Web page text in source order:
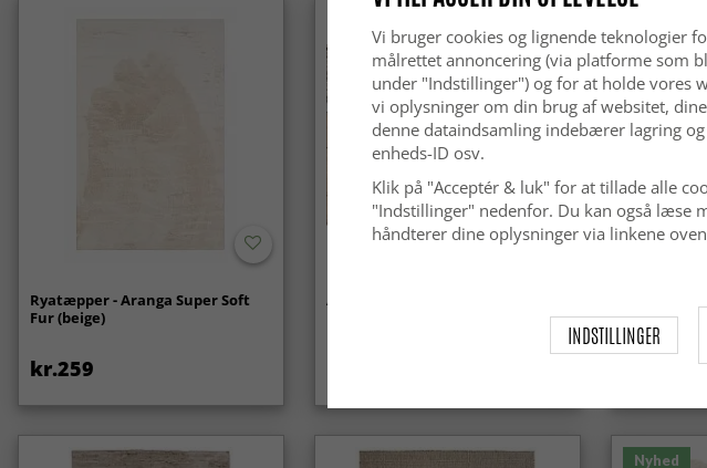
Ryatæpper - Aranga Super Soft
Fur (beige)
kr.259
Anti-slip/Skridsikker
(beige)
Nyhed
Vi bruger cookies og lignende teknologier
målrettet annoncering (via platforme som
under "Indstillinger") og for at holde vores
vi oplysninger om din brug af websitet,
denne dataindsamling indebærer lagring
enheds-ID osv.
Klik på "Acceptér & luk" for at tillade alle
"Indstillinger" nedenfor. Du kan også læse
håndterer dine oplysninger via linkene
INDSTILLINGER